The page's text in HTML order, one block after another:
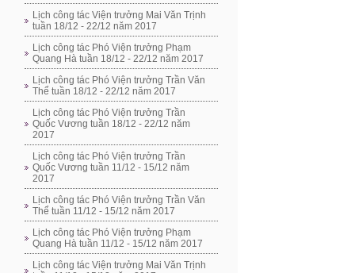
Lịch công tác Viện trưởng Mai Văn Trịnh
tuần 18/12 - 22/12 năm 2017
Lịch công tác Phó Viện trưởng Phạm
Quang Hà tuần 18/12 - 22/12 năm 2017
Lịch công tác Phó Viện trưởng Trần Văn
Thể tuần 18/12 - 22/12 năm 2017
Lịch công tác Phó Viện trưởng Trần
Quốc Vương tuần 18/12 - 22/12 năm
2017
Lịch công tác Phó Viện trưởng Trần
Quốc Vương tuần 11/12 - 15/12 năm
2017
Lịch công tác Phó Viện trưởng Trần Văn
Thể tuần 11/12 - 15/12 năm 2017
Lịch công tác Phó Viện trưởng Phạm
Quang Hà tuần 11/12 - 15/12 năm 2017
Lịch công tác Viện trưởng Mai Văn Trịnh